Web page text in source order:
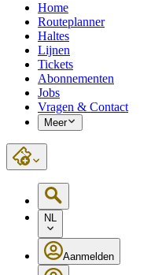
Home
Routeplanner
Haltes
Lijnen
Tickets
Abonnementen
Jobs
Vragen & Contact
Meer
NL
Aanmelden